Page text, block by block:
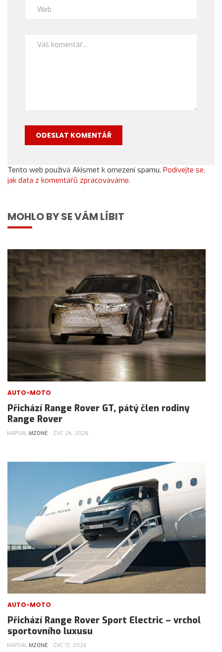
Tento web používá Akismet k omezení spamu. Podívejte se,
jak data z komentářů zpracováváme.
MOHLO BY SE VÁM LÍBIT
AUTO-MOTO
Přichází Range Rover GT, pátý člen rodiny
Range Rover
NAPSAL MZONE ČVC 24, 2026
AUTO-MOTO
Přichází Range Rover Sport Electric – vrchol
sportovního luxusu
NAPSAL MZONE ČVC 17, 2026